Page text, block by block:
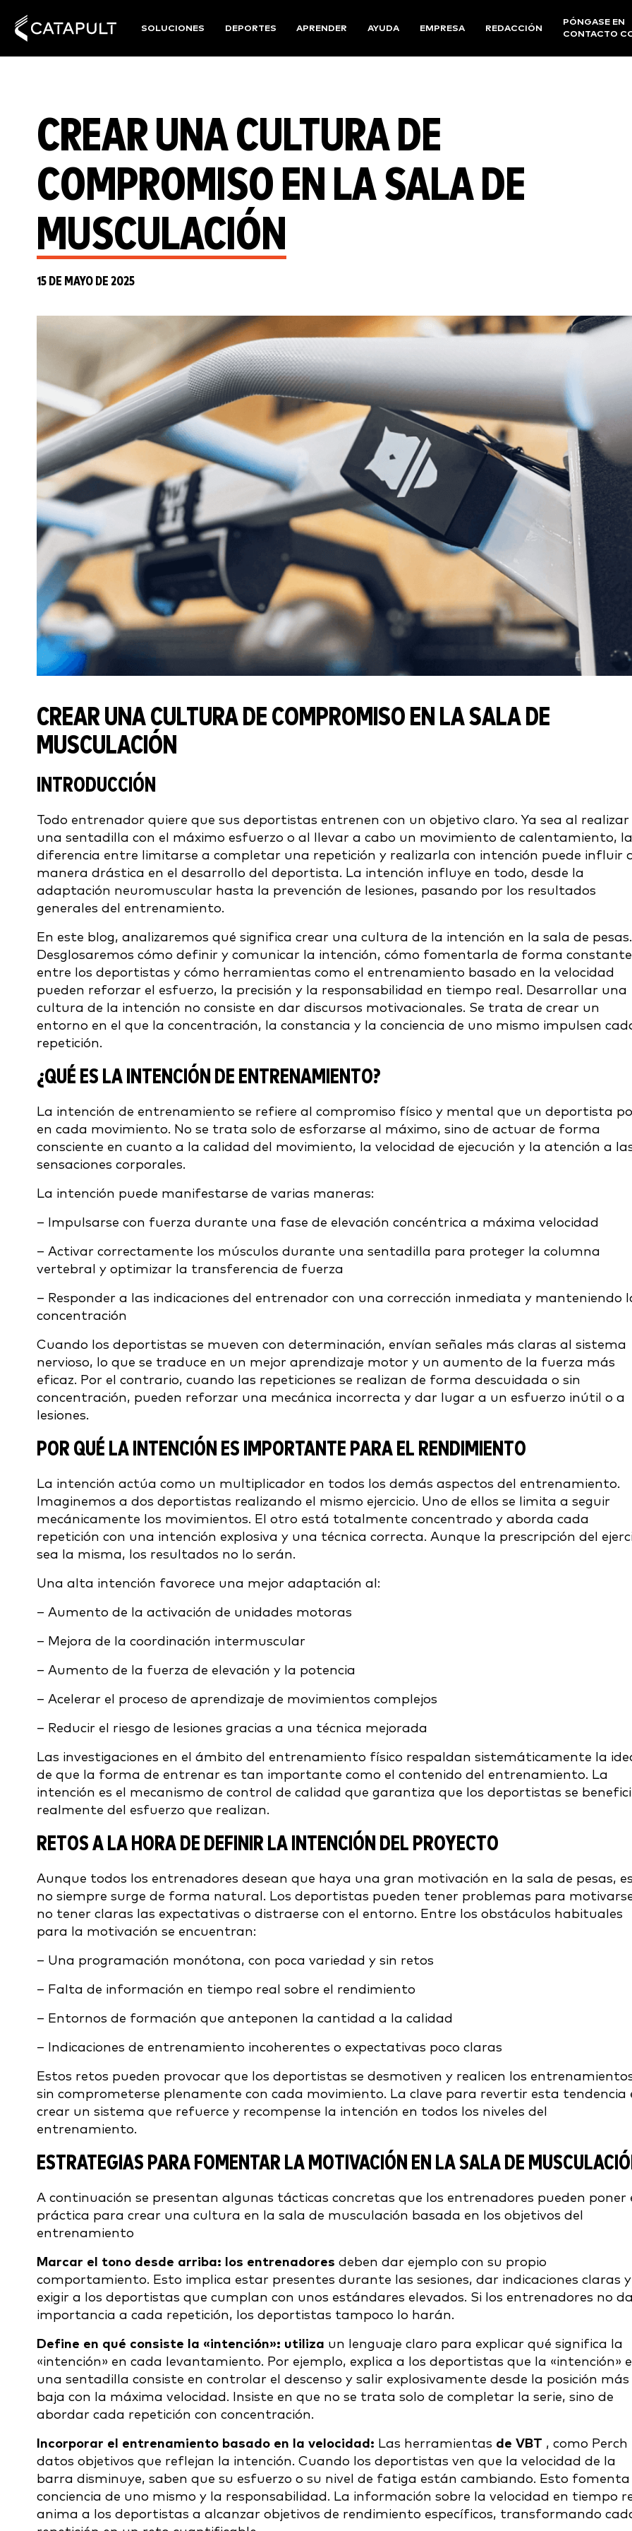
SOLUCIONES DEPORTES APRENDER AYUDA EMPRESA REDACCIÓN
PÓNGASE EN
CONTACTO
CREAR UNA CULTURA DE
COMPROMISO EN LA SALA DE
MUSCULACIÓN
15 DE MAYO DE 2025
CREAR UNA CULTURA DE COMPROMISO EN LA SALA DE
MUSCULACIÓN
INTRODUCCIÓN
Todo entrenador quiere que sus deportistas entrenen con un objetivo claro. Ya sea al realizar
una sentadilla con el máximo esfuerzo o al llevar a cabo un movimiento de calentamiento, la
diferencia entre limitarse a completar una repetición y realizarla con intención puede influir
manera drástica en el desarrollo del deportista. La intención influye en todo, desde la
adaptación neuromuscular hasta la prevención de lesiones, pasando por los resultados
generales del entrenamiento.
En este blog, analizaremos qué significa crear una cultura de la intención en la sala de pesas.
Desglosaremos cómo definir y comunicar la intención, cómo fomentarla de forma constante
entre los deportistas y cómo herramientas como el entrenamiento basado en la velocidad
pueden reforzar el esfuerzo, la precisión y la responsabilidad en tiempo real. Desarrollar una
cultura de la intención no consiste en dar discursos motivacionales. Se trata de crear un
entorno en el que la concentración, la constancia y la conciencia de uno mismo impulsen
repetición.
¿QUÉ ES LA INTENCIÓN DE ENTRENAMIENTO?
La intención de entrenamiento se refiere al compromiso físico y mental que un deportista
en cada movimiento. No se trata solo de esforzarse al máximo, sino de actuar de forma
consciente en cuanto a la calidad del movimiento, la velocidad de ejecución y la atención a
sensaciones corporales.
La intención puede manifestarse de varias maneras:
– Impulsarse con fuerza durante una fase de elevación concéntrica a máxima velocidad
– Activar correctamente los músculos durante una sentadilla para proteger la columna
vertebral y optimizar la transferencia de fuerza
– Responder a las indicaciones del entrenador con una corrección inmediata y manteniendo
concentración
Cuando los deportistas se mueven con determinación, envían señales más claras al sistema
nervioso, lo que se traduce en un mejor aprendizaje motor y un aumento de la fuerza más
eficaz. Por el contrario, cuando las repeticiones se realizan de forma descuidada o sin
concentración, pueden reforzar una mecánica incorrecta y dar lugar a un esfuerzo inútil o a
lesiones.
POR QUÉ LA INTENCIÓN ES IMPORTANTE PARA EL RENDIMIENTO
La intención actúa como un multiplicador en todos los demás aspectos del entrenamiento.
Imaginemos a dos deportistas realizando el mismo ejercicio. Uno de ellos se limita a seguir
mecánicamente los movimientos. El otro está totalmente concentrado y aborda cada
repetición con una intención explosiva y una técnica correcta. Aunque la prescripción del
sea la misma, los resultados no lo serán.
Una alta intención favorece una mejor adaptación al:
– Aumento de la activación de unidades motoras
– Mejora de la coordinación intermuscular
– Aumento de la fuerza de elevación y la potencia
– Acelerar el proceso de aprendizaje de movimientos complejos
– Reducir el riesgo de lesiones gracias a una técnica mejorada
Las investigaciones en el ámbito del entrenamiento físico respaldan sistemáticamente la
de que la forma de entrenar es tan importante como el contenido del entrenamiento. La
intención es el mecanismo de control de calidad que garantiza que los deportistas se
realmente del esfuerzo que realizan.
RETOS A LA HORA DE DEFINIR LA INTENCIÓN DEL PROYECTO
Aunque todos los entrenadores desean que haya una gran motivación en la sala de pesas,
no siempre surge de forma natural. Los deportistas pueden tener problemas para
no tener claras las expectativas o distraerse con el entorno. Entre los obstáculos habituales
para la motivación se encuentran:
– Una programación monótona, con poca variedad y sin retos
– Falta de información en tiempo real sobre el rendimiento
– Entornos de formación que anteponen la cantidad a la calidad
– Indicaciones de entrenamiento incoherentes o expectativas poco claras
Estos retos pueden provocar que los deportistas se desmotiven y realicen los
sin comprometerse plenamente con cada movimiento. La clave para revertir esta tendencia
crear un sistema que refuerce y recompense la intención en todos los niveles del
entrenamiento.
ESTRATEGIAS PARA FOMENTAR LA MOTIVACIÓN EN LA SALA DE
A continuación se presentan algunas tácticas concretas que los entrenadores pueden poner
práctica para crear una cultura en la sala de musculación basada en los objetivos del
entrenamiento
Marcar el tono desde arriba: los entrenadores deben dar ejemplo con su propio
comportamiento. Esto implica estar presentes durante las sesiones, dar indicaciones claras y
exigir a los deportistas que cumplan con unos estándares elevados. Si los entrenadores no
importancia a cada repetición, los deportistas tampoco lo harán.
Define en qué consiste la «intención»: utiliza un lenguaje claro para explicar qué significa la
«intención» en cada levantamiento. Por ejemplo, explica a los deportistas que la «intención»
una sentadilla consiste en controlar el descenso y salir explosivamente desde la posición más
baja con la máxima velocidad. Insiste en que no se trata solo de completar la serie, sino de
abordar cada repetición con concentración.
Incorporar el entrenamiento basado en la velocidad: Las herramientas de VBT , como Perch
datos objetivos que reflejan la intención. Cuando los deportistas ven que la velocidad de la
barra disminuye, saben que su esfuerzo o su nivel de fatiga están cambiando. Esto
conciencia de uno mismo y la responsabilidad. La información sobre la velocidad en tiempo
anima a los deportistas a alcanzar objetivos de rendimiento específicos, transformando